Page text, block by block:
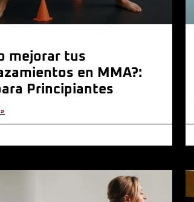
mejorar tus
en MMA?:
Principiantes